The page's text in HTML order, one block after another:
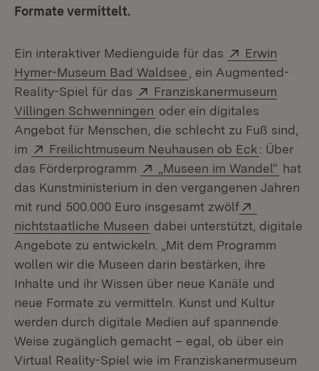
Formate vermittelt.
Ein interaktiver Medienguide für das Extern:
Erwin
Hymer-Museum Bad Waldsee (Öffnet in neuem
, ein Augmented-
Reality-Spiel für das
Extern:
Franziskanermuseum
Villingen Schwenningen (Öffnet in neuem Fenster)
oder ein digitales
Angebot für Menschen, die schlecht zu Fuß sind,
im
Extern:
Freilichtmuseum Neuhausen ob Eck(Öffnet in
: Über
das Förderprogramm
Extern:
„Museen im Wandel“ hat
das Kunstministerium in den vergangenen Jahren
mit rund 500.000 Euro insgesamt zwölf
nichtstaatliche Museen (Öffnet in neuem Fenster)
dabei unterstützt, digitale
Angebote zu entwickeln. „Mit dem Programm
wollen wir die Museen darin bestärken, ihre
Inhalte und ihr Wissen über neue Kanäle und
neue Formate zu vermitteln. Kunst und Kultur
werden durch digitale Medien auf spannende
Weise zugänglich gemacht – egal, ob über ein
Virtual Reality-Spiel wie im Franziskanermuseum